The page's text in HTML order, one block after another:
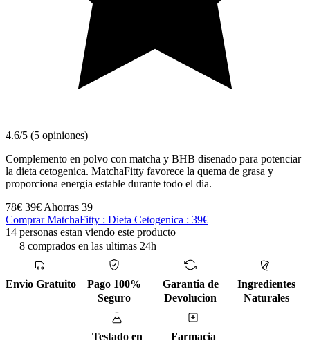
4.6/5 (5 opiniones)
Complemento en polvo con matcha y BHB disenado para potenciar
la dieta cetogenica. MatchaFitty favorece la quema de grasa y
proporciona energia estable durante todo el dia.
78€ 39€ Ahorras 39
Comprar MatchaFitty : Dieta Cetogenica : 39€
14 personas estan viendo este producto
8 comprados en las ultimas 24h
Envio Gratuito
Pago 100%
Seguro
Garantia de
Devolucion
Ingredientes
Naturales
Testado en
Farmacia